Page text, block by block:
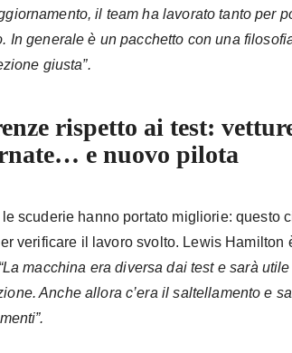
il team ha lavorato tanto per
In generale è un pacchetto con una
giusta”.
rispetto ai test:
e nuovo pilota
le scuderie hanno portato migliorie: questo
verificare il lavoro svolto. Lewis Hamilton
“La macchina era diversa dai test e sarà
Anche allora c’era il saltellamento e